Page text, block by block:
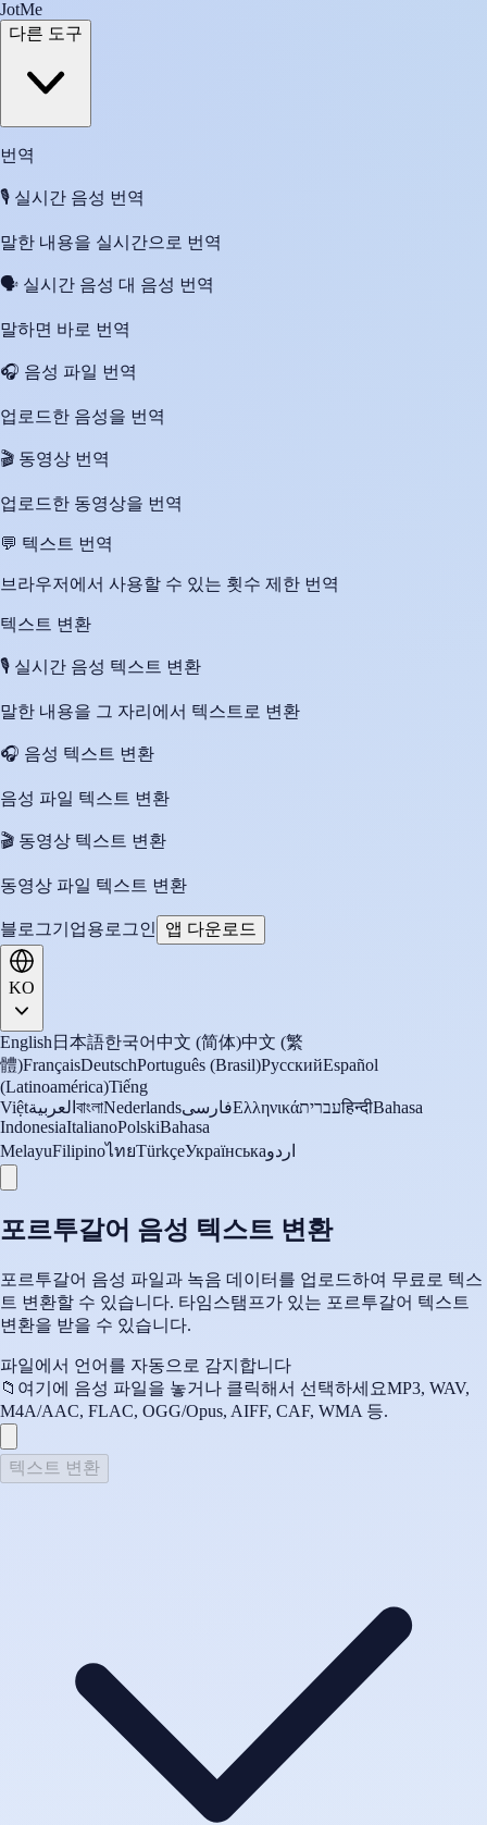
JotMe
다른 도구
번역
🎙️ 실시간 음성 번역
말한 내용을 실시간으로 번역
🗣️ 실시간 음성 대 음성 번역
말하면 바로 번역
🎧 음성 파일 번역
업로드한 음성을 번역
🎬 동영상 번역
업로드한 동영상을 번역
💬 텍스트 번역
브라우저에서 사용할 수 있는 횟수 제한 번역
텍스트 변환
🎙️ 실시간 음성 텍스트 변환
말한 내용을 그 자리에서 텍스트로 변환
🎧 음성 텍스트 변환
음성 파일 텍스트 변환
🎬 동영상 텍스트 변환
동영상 파일 텍스트 변환
블로그기업용 로그인 앱 다운로드
KO
English 日本語한국어中文 (简体)中文 (繁
體)FrançaisDeutschPortuguês (Brasil)РусскийEspañol
(Latinoamérica)Tiếng
Việtالعربية বাংলাNederlandsفارسیΕλληνικάעבריתहिन्दीBahasa
IndonesiaItalianoPolskiBahasa
MelayuFilipinoไทยTürkçeУкраїнськаاردو
포르투갈어 음성 텍스트 변환
포르투갈어 음성 파일과 녹음 데이터를 업로드하여 무료로 텍스
트 변환할 수 있습니다. 타임스탬프가 있는 포르투갈어 텍스트
변환을 받을 수 있습니다.
파일에서 언어를 자동으로 감지합니다
📁 여기에 음성 파일을 놓거나 클릭해서 선택하세요MP3, WAV,
M4A/AAC, FLAC, OGG/Opus, AIFF, CAF, WMA 등.
텍스트 변환